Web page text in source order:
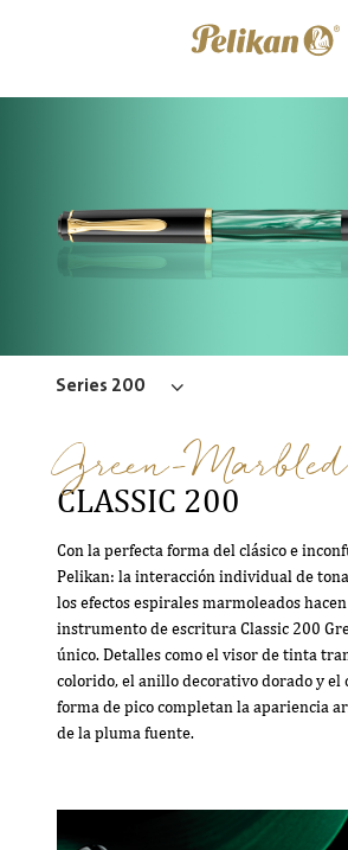
Green-Marbled
CLASSIC 200
Con la perfecta forma del clásico e
Pelikan: la interacción individual de
los efectos espirales marmoleados
instrumento de escritura Classic 200
único. Detalles como el visor de tinta
colorido, el anillo decorativo dorado y el
forma de pico completan la apariencia
de la pluma fuente.
Series 200